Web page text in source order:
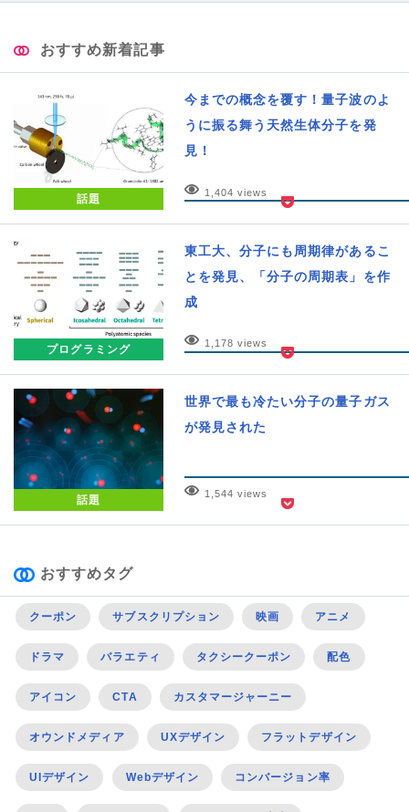
おすすめ新着記事
話題
今までの概念を覆す！量子波のよ
うに振る舞う天然生体分子を発
見！
1,404 views
プログラミング
東工大、分子にも周期律があるこ
とを発見、「分子の周期表」を作
成
1,178 views
話題
世界で最も冷たい分子の量子ガス
が発見された
1,544 views
おすすめタグ
クーポン サブスクリプション 映画 アニメ
ドラマ バラエティ タクシークーポン 配色
アイコン CTA カスタマージャーニー
オウンドメディア UXデザイン フラットデザイン
UIデザイン Webデザイン コンバージョン率